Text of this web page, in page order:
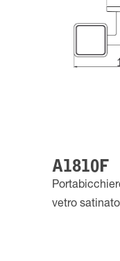
A1810F
vetro satinato